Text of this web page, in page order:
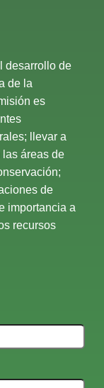
desarrollo de
de la
es
llevar a
áreas de
de
importancia a
recursos